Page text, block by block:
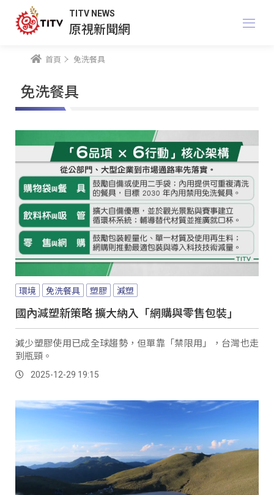
TITV NEWS
原視新聞網
首頁 免洗餐具
免洗餐具
環境 免洗餐具 塑膠 減塑
國內減塑新策略 擴大納入「網購與零售包裝」
減少塑膠使用已成全球趨勢，但單靠「禁限用」，台灣也走
到瓶頸。
2025-12-29 19:15